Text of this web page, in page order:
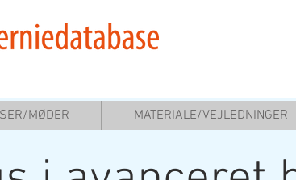
MØDER MATERIALE/VEJLEDNINGER